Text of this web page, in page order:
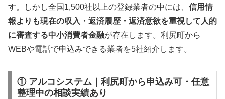
す。しかし全国1,500社以上の登録業者の中には、 信用情
報よりも現在の収入・返済履歴・返済意欲を重視して人的
に審査する中小消費者金融が存在します。利尻町から
WEBや電話で申込みできる業者を5社紹介します。
① アルコシステム｜利尻町から申込み可・任意
整理中の相談実績あり